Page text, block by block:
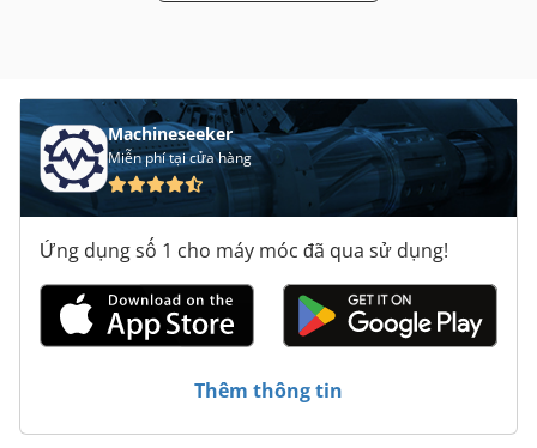
Machineseeker
Miễn phí tại cửa hàng
Ứng dụng số 1 cho máy móc đã qua sử dụng!
Thêm thông tin